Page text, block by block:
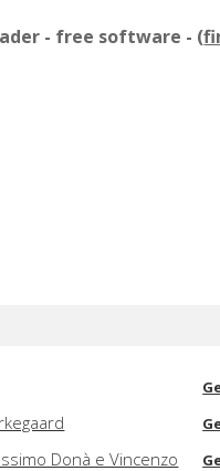
- free software - (
Donà e Vincenzo